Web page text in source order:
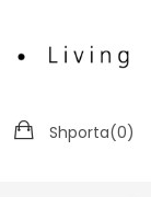
Shporta(0)